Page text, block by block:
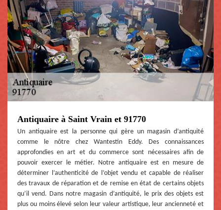
Antiquaire à Saint Vrain et 91770
Un antiquaire est la personne qui gère un magasin d’antiquité
comme le nôtre chez Wantestin Eddy. Des connaissances
approfondies en art et du commerce sont nécessaires afin de
pouvoir exercer le métier. Notre antiquaire est en mesure de
déterminer l’authenticité de l’objet vendu et capable de réaliser
des travaux de réparation et de remise en état de certains objets
qu’il vend. Dans notre magasin d’antiquité, le prix des objets est
plus ou moins élevé selon leur valeur artistique, leur ancienneté et